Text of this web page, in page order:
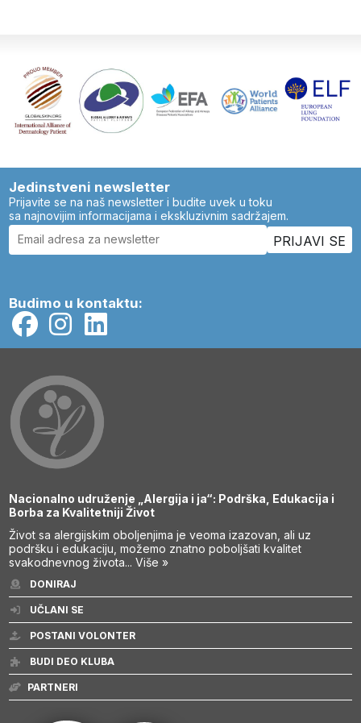
Jedinstveni newsletter
Prijavite se na naš newsletter i budite uvek u toku
sa najnovijim informacijama i ekskluzivnim sadržajem.
Budimo u kontaktu:
Nacionalno udruženje „Alergija i ja“: Podrška, Edukacija i
Borba za Kvalitetniji Život
Život sa alergijskim oboljenjima je veoma izazovan, ali uz
podršku i edukaciju, možemo znatno poboljšati kvalitet
svakodnevnog života...Više »
DONIRAJ
UČLANI SE
POSTANI VOLONTER
BUDI DEO KLUBA
PARTNERI